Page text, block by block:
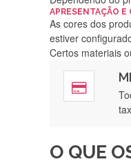
APRESENTAÇÃO E
As cores dos
estiver
Certos materiais
O QUE